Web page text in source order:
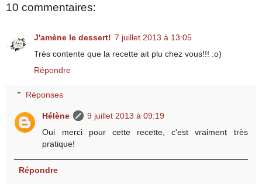
10 commentaires:
J'amène le dessert! 7 juillet 2013 à 13:05
Très contente que la recette ait plu chez vous!!! :o)
Répondre
Réponses
Hélène
9 juillet 2013 à 09:19
Oui merci pour cette recette, c'est vraiment très
pratique!
Répondre